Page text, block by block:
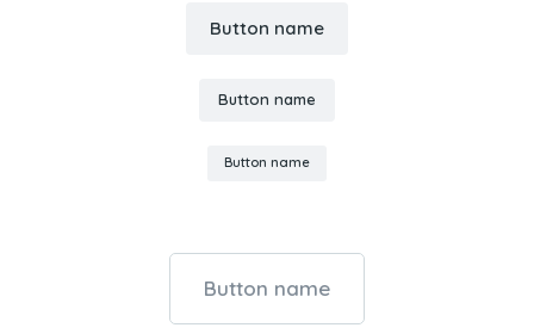
Button name
Button name
Button name
Button name